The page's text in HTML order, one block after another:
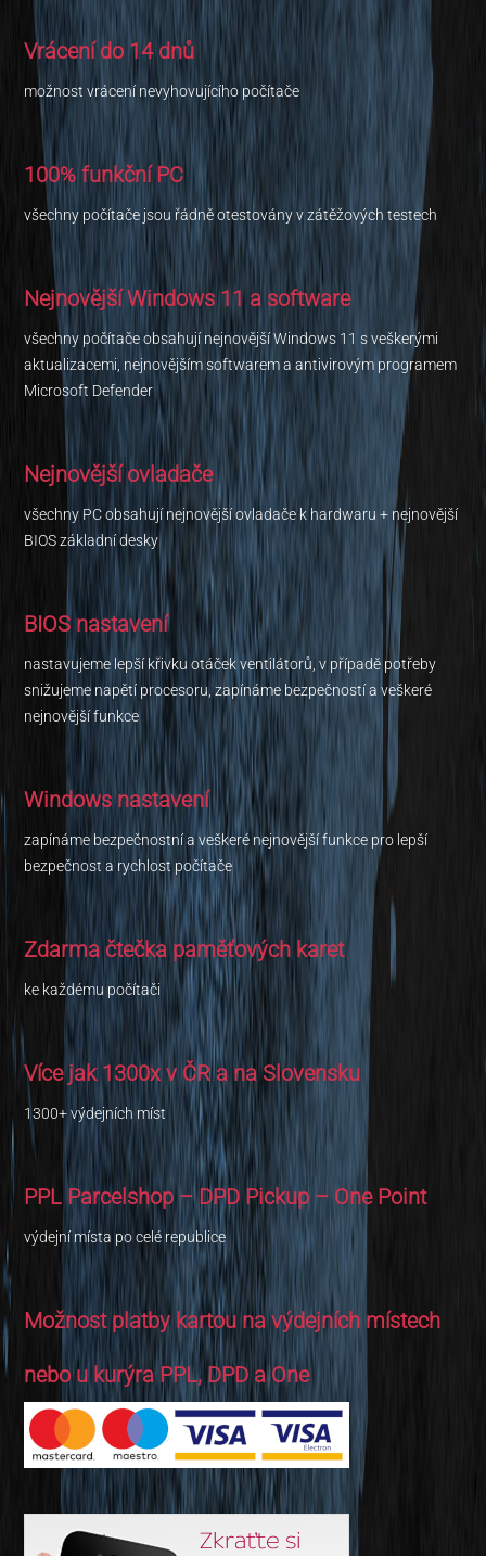
Vrácení do 14 dnů
možnost vrácení nevyhovujícího počítače
100% funkční PC
všechny počítače jsou řádně otestovány v zátěžových testech
Nejnovější Windows 11 a software
všechny počítače obsahují nejnovější Windows 11 s veškerými
aktualizacemi, nejnovějším softwarem a antivirovým programem
Microsoft Defender
Nejnovější ovladače
všechny PC obsahují nejnovější ovladače k hardwaru + nejnovější
BIOS základní desky
BIOS nastavení
nastavujeme lepší křivku otáček ventilátorů, v případě potřeby
snižujeme napětí procesoru, zapínáme bezpečností a veškeré
nejnovější funkce
Windows nastavení
zapínáme bezpečnostní a veškeré nejnovější funkce pro lepší
bezpečnost a rychlost počítače
Zdarma čtečka paměťových karet
ke každému počítači
Více jak 1300x v ČR a na Slovensku
1300+ výdejních míst
PPL Parcelshop – DPD Pickup – One Point
výdejní místa po celé republice
Možnost platby kartou na výdejních místech
nebo u kurýra PPL, DPD a One